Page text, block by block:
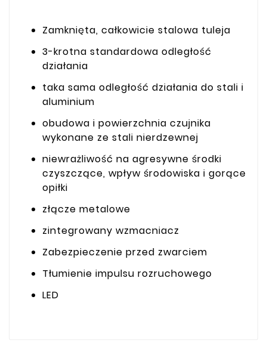
Zamknięta, całkowicie stalowa tuleja
3-krotna standardowa odległość
działania
taka sama odległość działania do stali i
aluminium
obudowa i powierzchnia czujnika
wykonane ze stali nierdzewnej
niewrażliwość na agresywne środki
czyszczące, wpływ środowiska i gorące
opiłki
złącze metalowe
zintegrowany wzmacniacz
Zabezpieczenie przed zwarciem
Tłumienie impulsu rozruchowego
LED